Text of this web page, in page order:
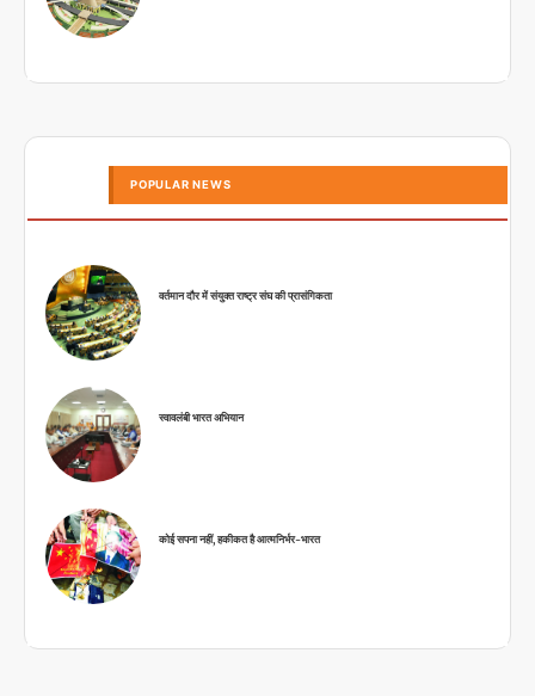
POPULAR NEWS
वर्तमान दौर में संयुक्त राष्ट्र संघ की प्रासंगिकता
स्वावलंबी भारत अभियान
कोई सपना नहीं, हकीकत है आत्मनिर्भर-भारत